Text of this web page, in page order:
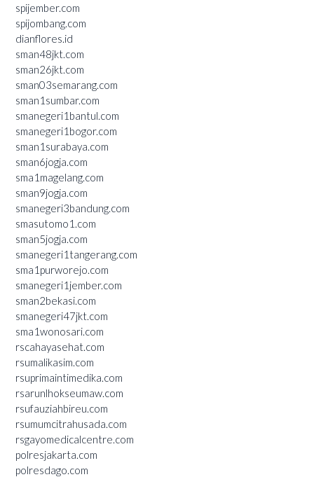
spijember.com
spijombang.com
dianflores.id
sman48jkt.com
sman26jkt.com
sman03semarang.com
sman1sumbar.com
smanegeri1bantul.com
smanegeri1bogor.com
sman1surabaya.com
sman6jogja.com
sma1magelang.com
sman9jogja.com
smanegeri3bandung.com
smasutomo1.com
sman5jogja.com
smanegeri1tangerang.com
sma1purworejo.com
smanegeri1jember.com
sman2bekasi.com
smanegeri47jkt.com
sma1wonosari.com
rscahayasehat.com
rsumalikasim.com
rsuprimaintimedika.com
rsarunlhokseumaw.com
rsufauziahbireu.com
rsumumcitrahusada.com
rsgayomedicalcentre.com
polresjakarta.com
polresdago.com